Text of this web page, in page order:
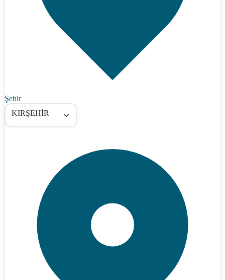
Şehir
KIRŞEHİR